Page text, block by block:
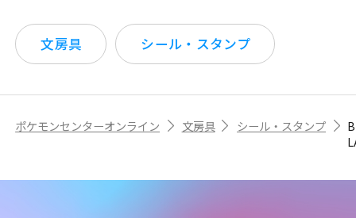
文房具 シール・スタンプ
ポケモンセンターオンライン 文房具 シール・スタンプ